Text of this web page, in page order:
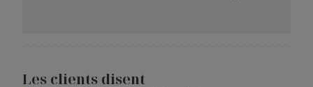
Les clients disent